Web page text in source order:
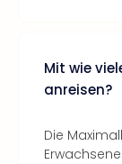
Mit wie
anreisen?
Die
Erwachsene.